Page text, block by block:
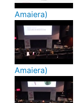
Amaiera)
Amaiera)